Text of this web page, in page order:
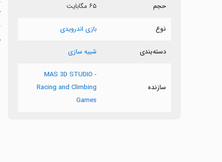
حجم ۶۵ مگابایت
نوع بازی اندرویدی
دسته‌بندی شبیه سازی
سازنده
MAS 3D STUDIO -
Racing and Climbing
Games